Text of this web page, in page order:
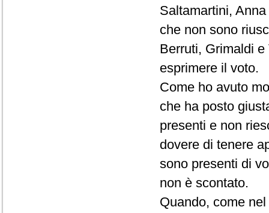
Saltamartini,
che non sono
Berruti, Grimaldi
esprimere il voto.
Come ho avuto
che ha posto
presenti e non
dovere di tenere
sono presenti di
non è scontato.
Quando, come